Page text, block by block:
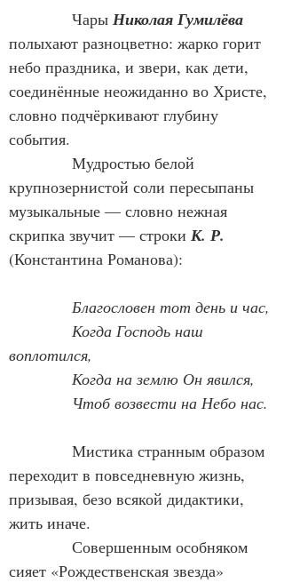
Чары Николая Гумилёва
полыхают разноцветно: жарко горит
небо праздника, и звери, как дети,
соединённые неожиданно во Христе,
словно подчёркивают глубину
события.
Мудростью белой
крупнозернистой соли пересыпаны
музыкальные — словно нежная
скрипка звучит — строки К. Р.
(Константина Романова):
Благословен тот день и час,
Когда Господь наш
воплотился,
Когда на землю Он явился,
Чтоб возвести на Небо нас.
Мистика странным образом
переходит в повседневную жизнь,
призывая, безо всякой дидактики,
жить иначе.
Совершенным особняком
сияет «Рождественская звезда»